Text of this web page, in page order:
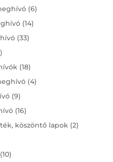
products
66
1414
3333
1818
products
44
99
products
1616
products
köszöntő lapok 22
1010